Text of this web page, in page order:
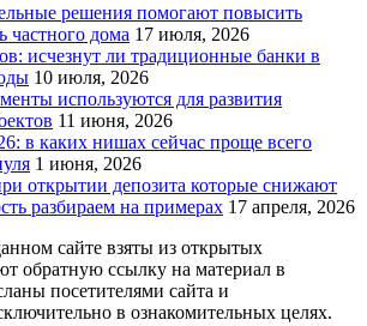
решения помогают повысить
частного дома 17 июля, 2026
исчезнут ли традиционные банки в
10 июля, 2026
используются для развития
11 июня, 2026
в каких нишах сейчас проще всего
1 июня, 2026
открытии депозита которые снижают
разбираем на примерах 17 апреля, 2026
сайте взяты из открытых
обратную ссылку на материал в
посетителями сайта и
в ознакомительных целях.